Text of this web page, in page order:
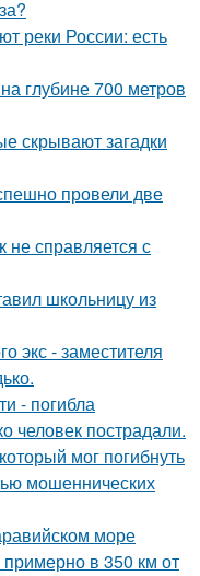
реки России: есть
глубине 700 метров
скрывают загадки
провели две
справляется с
школьницу из
экс - заместителя
- погибла
человек пострадали.
мог погибнуть
мошеннических
море
в 350 км от